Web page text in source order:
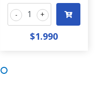
+
-
$1.990